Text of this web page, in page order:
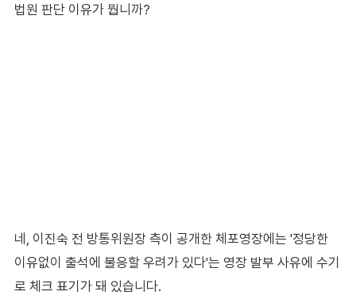
법원 판단 이유가 뭡니까?
네, 이진숙 전 방통위원장 측이 공개한 체포영장에는 '정당한
이유없이 출석에 불응할 우려가 있다'는 영장 발부 사유에 수기
로 체크 표기가 돼 있습니다.